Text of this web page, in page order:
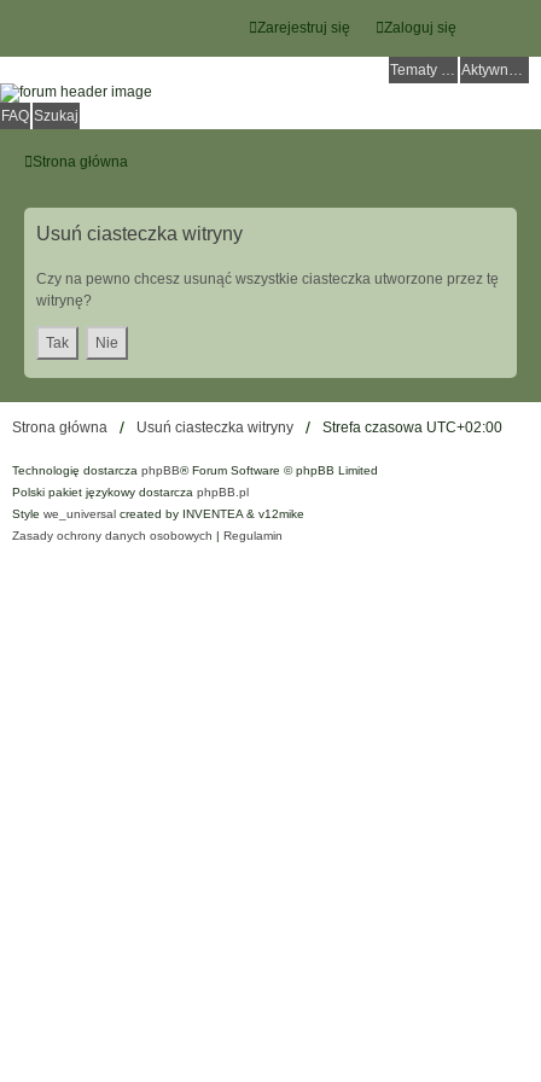
Zaloguj się
Zarejestruj się
Tematy bez odpowiedzi Aktywne tematy
FAQ Szukaj
Strona główna
Usuń ciasteczka witryny
Czy na pewno chcesz usunąć wszystkie ciasteczka utworzone przez tę
witrynę?
Strona główna Usuń ciasteczka witryny Strefa czasowa UTC+02:00
Technologię dostarcza phpBB® Forum Software © phpBB Limited
Polski pakiet językowy dostarcza phpBB.pl
Style we_universal created by INVENTEA & v12mike
Zasady ochrony danych osobowych | Regulamin